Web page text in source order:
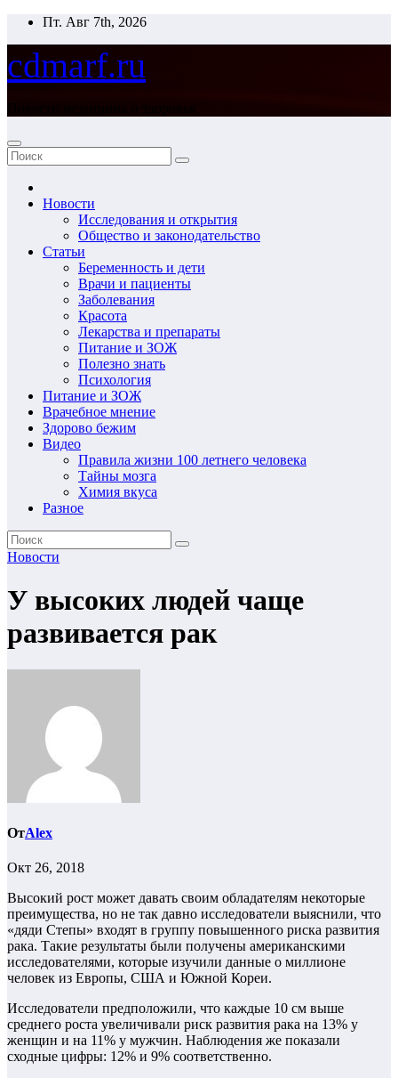
Перейти
содержимому
Пт. Авг 7th, 2026
cdmarf.ru
Новости
Исследования и открытия
Общество и законодательство
Статьи
Беременность и дети
Врачи и пациенты
Заболевания
Красота
Лекарства и препараты
Питание и ЗОЖ
Полезно знать
Психология
Питание и ЗОЖ
Врачебное мнение
Здорово бежим
Видео
Правила жизни 100 летнего человека
Тайны мозга
Химия вкуса
Разное
Новости
У высоких людей чаще
развивается рак
ОтAlex
Окт 26, 2018
Высокий рост может давать своим обладателям некоторые
преимущества, но не так давно исследователи выяснили, что
«дяди Степы» входят в группу повышенного риска развития
рака. Такие результаты были получены американскими
исследователями, которые изучили данные о миллионе
человек из Европы, США и Южной Кореи.
Исследователи предположили, что каждые 10 см выше
среднего роста увеличивали риск развития рака на 13% у
женщин и на 11% у мужчин. Наблюдения же показали
сходные цифры: 12% и 9% соответственно.